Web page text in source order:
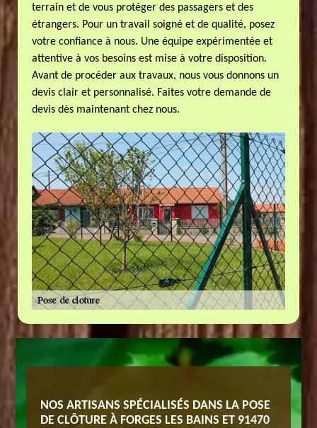
terrain et de vous protéger des passagers et des
étrangers. Pour un travail soigné et de qualité, posez
votre confiance à nous. Une équipe expérimentée et
attentive à vos besoins est mise à votre disposition.
Avant de procéder aux travaux, nous vous donnons un
devis clair et personnalisé. Faites votre demande de
devis dès maintenant chez nous.
NOS ARTISANS SPÉCIALISÉS DANS LA POSE
DE CLÔTURE À FORGES LES BAINS ET 91470
VOS